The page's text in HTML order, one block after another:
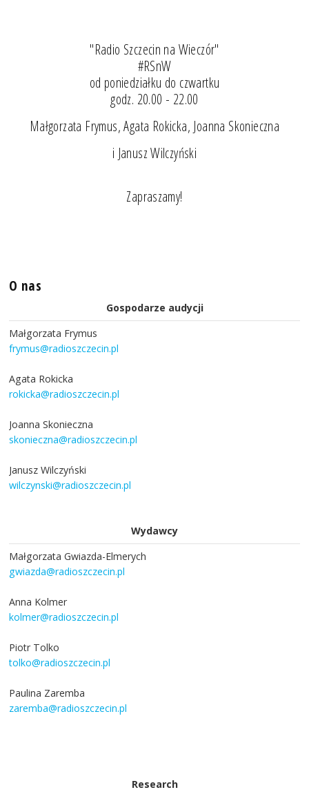
"Radio Szczecin na Wieczór"
#RSnW
od poniedziałku do czwartku
godz. 20.00 - 22.00
Małgorzata Frymus, Agata Rokicka, Joanna Skonieczna
i Janusz Wilczyński
Zapraszamy!
O nas
Gospodarze audycji
Małgorzata Frymus
frymus@radioszczecin.pl
Agata Rokicka
rokicka@radioszczecin.pl
Joanna Skonieczna
skonieczna@radioszczecin.pl
Janusz Wilczyński
wilczynski@radioszczecin.pl
Wydawcy
Małgorzata Gwiazda-Elmerych
gwiazda@radioszczecin.pl
Anna Kolmer
kolmer@radioszczecin.pl
Piotr Tolko
tolko@radioszczecin.pl
Paulina Zaremba
zaremba@radioszczecin.pl
Research